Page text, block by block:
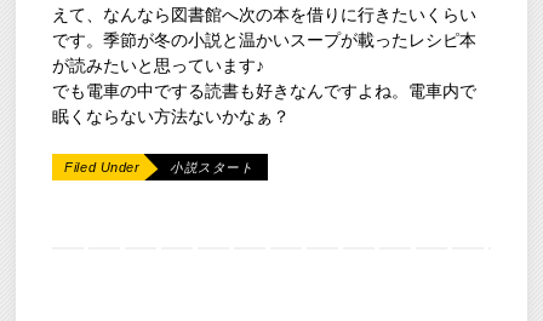
えて、なんなら図書館へ次の本を借りに行きたいくらい
です。季節が冬の小説と温かいスープが載ったレシピ本
が読みたいと思っています♪
でも電車の中でする読書も好きなんですよね。電車内で
眠くならない方法ないかなぁ？
Filed Under 小説スタート